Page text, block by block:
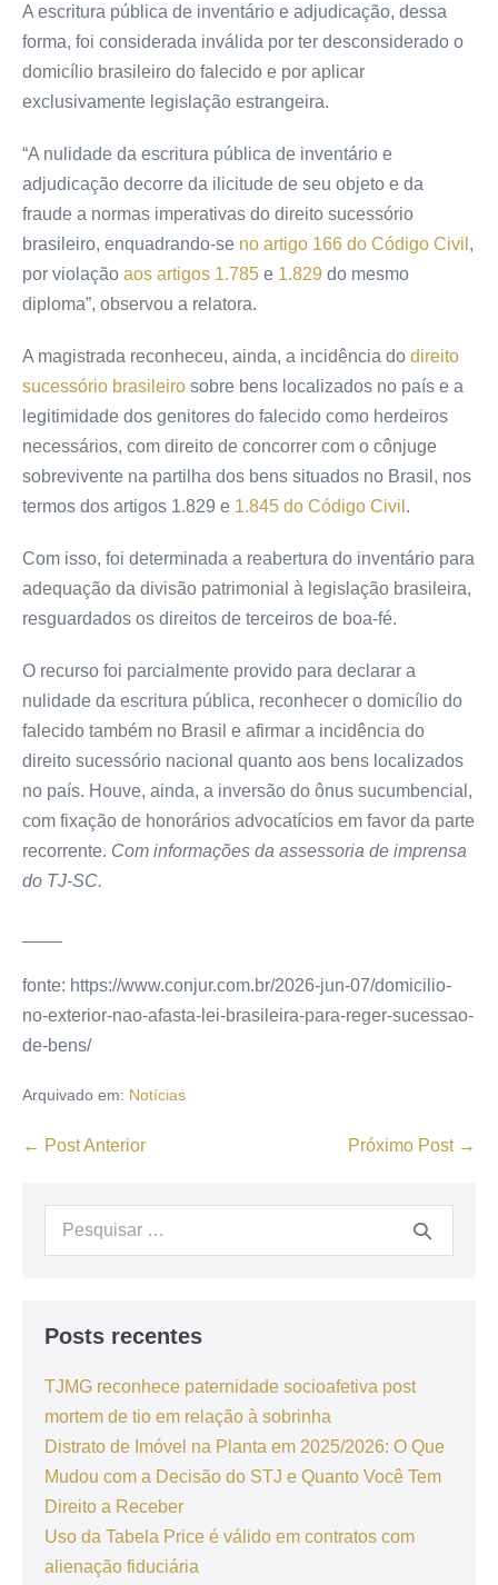
A escritura pública de inventário e adjudicação, dessa
forma, foi considerada inválida por ter desconsiderado o
domicílio brasileiro do falecido e por aplicar
exclusivamente legislação estrangeira.
“A nulidade da escritura pública de inventário e
adjudicação decorre da ilicitude de seu objeto e da
fraude a normas imperativas do direito sucessório
brasileiro, enquadrando-se no artigo 166 do Código Civil ,
por violação aos artigos 1.785 e 1.829 do mesmo
diploma”, observou a relatora.
A magistrada reconheceu, ainda, a incidência do direito
sucessório brasileiro sobre bens localizados no país e a
legitimidade dos genitores do falecido como herdeiros
necessários, com direito de concorrer com o cônjuge
sobrevivente na partilha dos bens situados no Brasil, nos
termos dos artigos 1.829 e 1.845 do Código Civil .
Com isso, foi determinada a reabertura do inventário para
adequação da divisão patrimonial à legislação brasileira,
resguardados os direitos de terceiros de boa-fé.
O recurso foi parcialmente provido para declarar a
nulidade da escritura pública, reconhecer o domicílio do
falecido também no Brasil e afirmar a incidência do
direito sucessório nacional quanto aos bens localizados
no país. Houve, ainda, a inversão do ônus sucumbencial,
com fixação de honorários advocatícios em favor da parte
recorrente. Com informações da assessoria de imprensa
do TJ-SC.
fonte: https://www.conjur.com.br/2026-jun-07/domicilio-
no-exterior-nao-afasta-lei-brasileira-para-reger-sucessao-
de-bens/
Arquivado em: Notícias
← Post Anterior Próximo Post →
Posts recentes
TJMG reconhece paternidade socioafetiva post
mortem de tio em relação à sobrinha
Distrato de Imóvel na Planta em 2025/2026: O Que
Mudou com a Decisão do STJ e Quanto Você Tem
Direito a Receber
Uso da Tabela Price é válido em contratos com
alienação fiduciária